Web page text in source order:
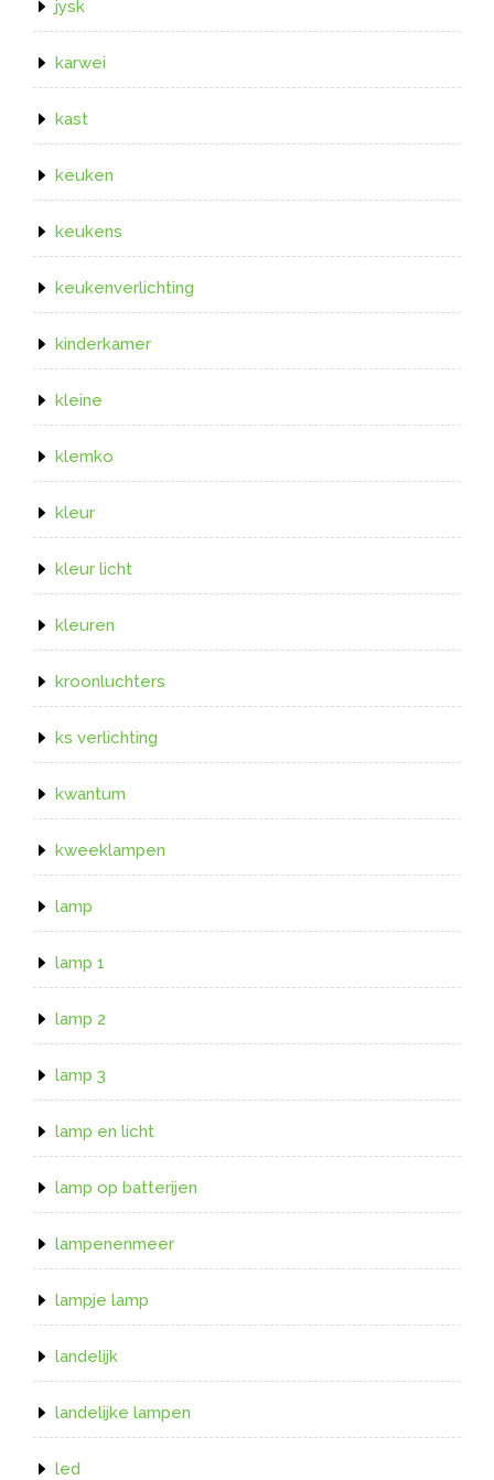
jysk
karwei
kast
keuken
keukens
keukenverlichting
kinderkamer
kleine
klemko
kleur
kleur licht
kleuren
kroonluchters
ks verlichting
kwantum
kweeklampen
lamp
lamp 1
lamp 2
lamp 3
lamp en licht
lamp op batterijen
lampenenmeer
lampje lamp
landelijk
landelijke lampen
led